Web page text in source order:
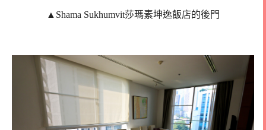
▲ Shama Sukhumvit莎瑪素坤逸飯店的後門